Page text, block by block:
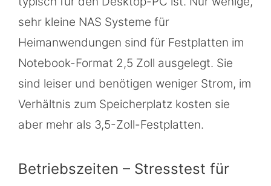
sehr kleine NAS Systeme für
Heimanwendungen sind für Festplatten im
Notebook-Format 2,5 Zoll ausgelegt. Sie
sind leiser und benötigen weniger Strom, im
Verhältnis zum Speicherplatz kosten sie
aber mehr als 3,5-Zoll-Festplatten.
Betriebszeiten – Stresstest für